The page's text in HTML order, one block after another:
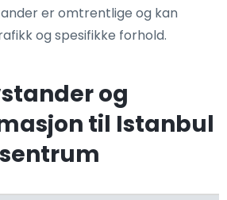
er omtrentlige og kan
og spesifikke forhold.
og
til Istanbul
sentrum